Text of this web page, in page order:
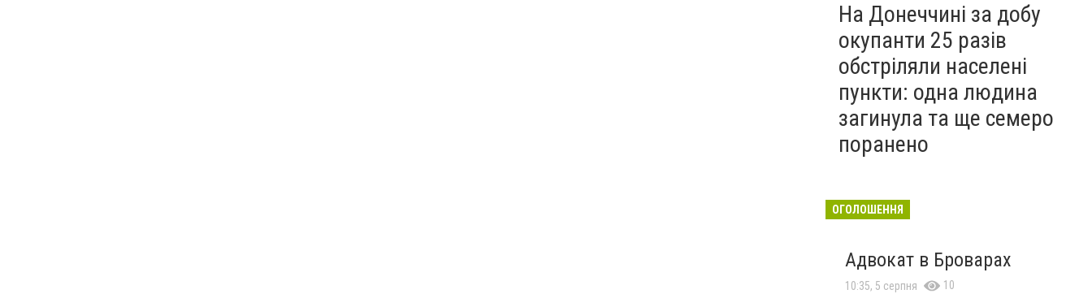
На Донеччині за добу
окупанти 25 разів
обстріляли населені
пункти: одна людина
загинула та ще семеро
поранено
ОГОЛОШЕННЯ
Адвокат в Броварах
10:35, 5 серпня 10